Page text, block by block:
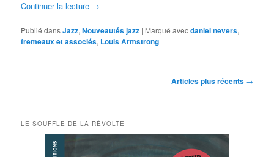
Continuer la lecture →
Publié dansJazz,Nouveautés jazz | Marqué avecdaniel nevers,
fremeaux et associés, Louis Armstrong
articles
Articles plus récents →
LE SOUFFLE DE LA RÉVOLTE